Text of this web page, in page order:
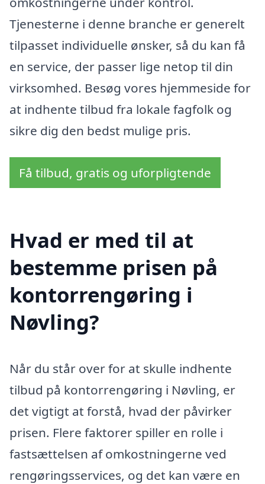
Tjenesterne i denne branche er generelt
tilpasset individuelle ønsker, så du kan få
en service, der passer lige netop til din
virksomhed. Besøg vores hjemmeside for
at indhente tilbud fra lokale fagfolk og
sikre dig den bedst mulige pris.
Få tilbud, gratis og uforpligtende
Hvad er med til at
bestemme prisen på
kontorrengøring i
Nøvling?
Når du står over for at skulle indhente
tilbud på kontorrengøring i Nøvling, er
det vigtigt at forstå, hvad der påvirker
prisen. Flere faktorer spiller en rolle i
fastsættelsen af omkostningerne ved
rengøringsservices, og det kan være en